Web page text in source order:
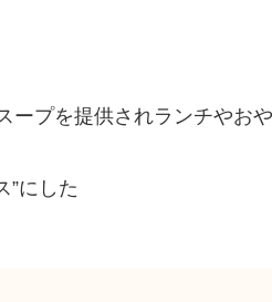
プを提供されランチやおや
”にした